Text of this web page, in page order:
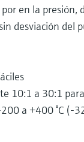
en la presión,
desviación del
10:1 a 30:1
a +400 °C (-